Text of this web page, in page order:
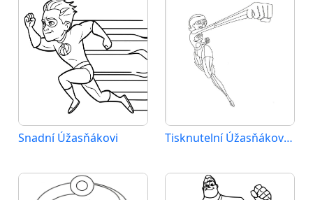
Snadní Úžasňákovi Tisknutelní Úžasňákovi zdarma